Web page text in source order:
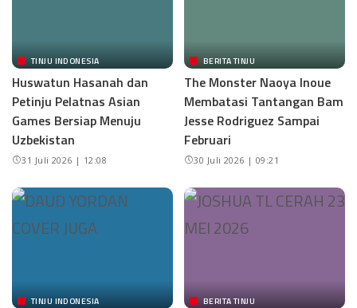
TINJU INDONESIA
Huswatun Hasanah dan
Petinju Pelatnas Asian
Games Bersiap Menuju
Uzbekistan
31 Juli 2026 | 12:08
BERITA TINJU
The Monster Naoya Inoue
Membatasi Tantangan Bam
Jesse Rodriguez Sampai
Februari
30 Juli 2026 | 09:21
TINJU INDONESIA BERITA TINJU